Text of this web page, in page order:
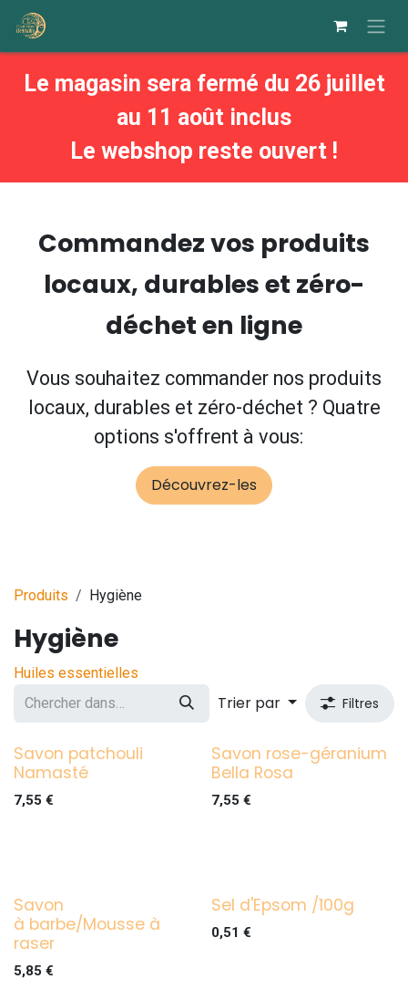
Se rendre au contenu
Le magasin sera fermé du 26 juillet
au 11 août inclus
Le webshop reste ouvert !
Commandez vos produits
locaux, durables et zéro-
déchet en ligne
Vous souhaitez commander nos produits
locaux, durables et zéro-déchet ? Quatre
options s'offrent à vous:
Découvrez-les
Produits Hygiène
Hygiène
Huiles essentielles
Trier par Filtres
Savon patchouli
Namasté
7,55 €
Savon rose-géranium
Bella Rosa
7,55 €
Savon
à barbe/Mousse à
raser
5,85 €
Sel d'Epsom /100g
0,51 €